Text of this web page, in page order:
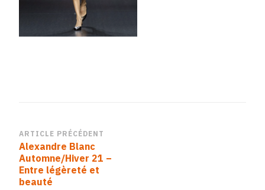
Navigation
d’article
ARTICLE PRÉCÉDENT
Alexandre Blanc
Automne/Hiver 21 –
Entre légèreté et
beauté